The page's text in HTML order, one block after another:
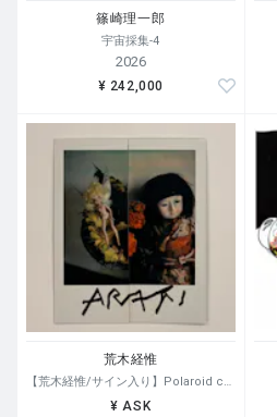
篠崎理一郎
宇宙採集-4
2026
¥ 242,000
荒木経惟
¥ ASK